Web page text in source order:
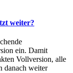
weiter?
ein. Damit
Vollversion, alle
danach weiter